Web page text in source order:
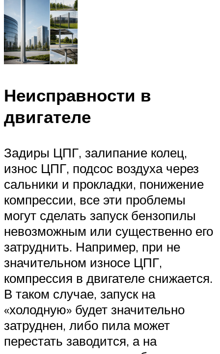
Неисправности в
двигателе
Задиры ЦПГ, залипание колец,
износ ЦПГ, подсос воздуха через
сальники и прокладки, понижение
компрессии, все эти проблемы
могут сделать запуск бензопилы
невозможным или существенно его
затруднить. Например, при не
значительном износе ЦПГ,
компрессия в двигателе снижается.
В таком случае, запуск на
«холодную» будет значительно
затруднен, либо пила может
перестать заводится, а на